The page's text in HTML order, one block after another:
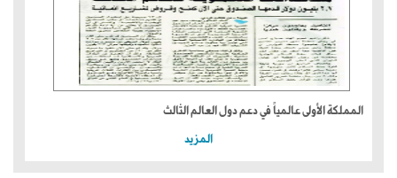
المملكة الأولى عالمياً في دعم دول العالم الثالث
المزيد